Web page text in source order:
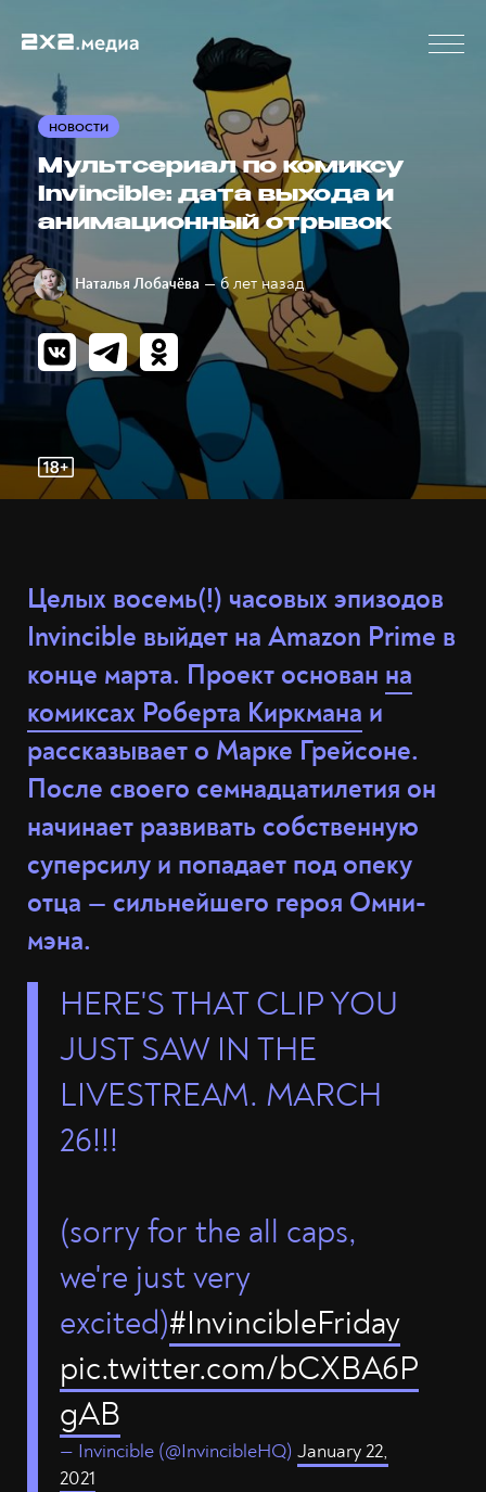
НОВОСТИ
Мультсериал по комиксу
Invincible: дата выхода и
анимационный отрывок
Наталья Лобачёва — 6 лет назад
Целых восемь(!) часовых эпизодов
Invincible выйдет на Amazon Prime в
конце марта. Проект основан на
комиксах Роберта Киркмана и
рассказывает о Марке Грейсоне.
После своего семнадцатилетия он
начинает развивать собственную
суперсилу и попадает под опеку
отца — сильнейшего героя Омни-
мэна.
HERE'S THAT CLIP YOU
JUST SAW IN THE
LIVESTREAM. MARCH
26!!!
(sorry for the all caps,
we're just very
excited)#InvincibleFriday
pic.twitter.com/bCXBA6P
gAB
— Invincible (@InvincibleHQ) January 22,
2021